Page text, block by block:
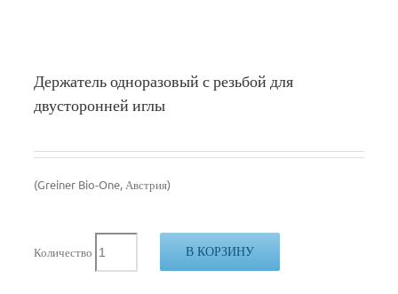
Держатель одноразовый с резьбой для
двусторонней иглы
(Greiner Bio-One, Австрия)
Количество В КОРЗИНУ